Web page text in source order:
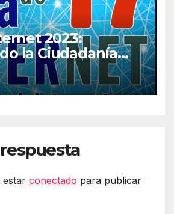
2023:
la Ciudadanía
estar conectado para publicar